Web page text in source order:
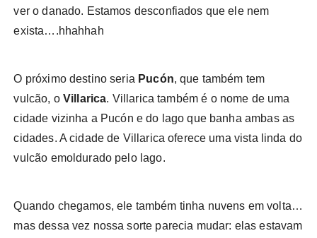
ver o danado. Estamos desconfiados que ele nem
exista….hhahhah
O próximo destino seria Pucón, que também tem
vulcão, o Villarica. Villarica também é o nome de uma
cidade vizinha a Pucón e do lago que banha ambas as
cidades. A cidade de Villarica oferece uma vista linda do
vulcão emoldurado pelo lago.
Quando chegamos, ele também tinha nuvens em volta…
mas dessa vez nossa sorte parecia mudar: elas estavam